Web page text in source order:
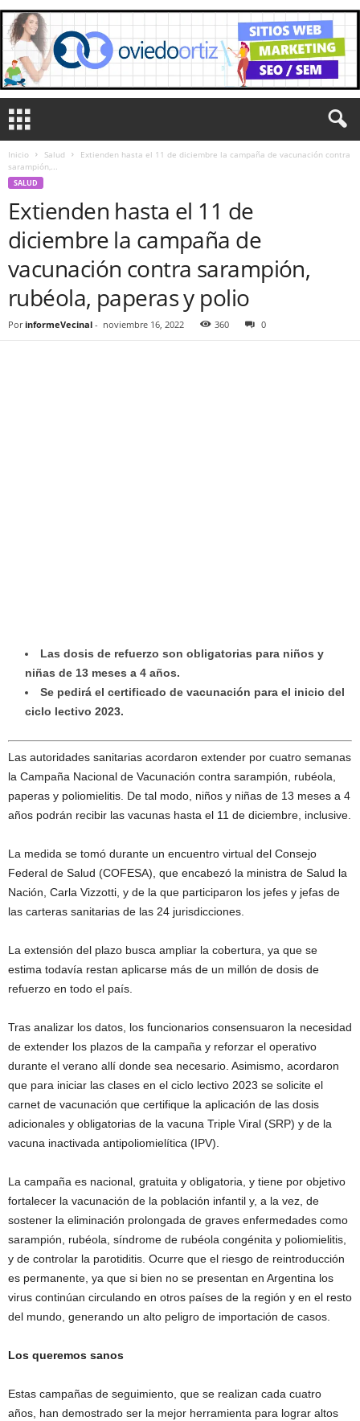
Inicio Salud
Extienden hasta el 11 de diciembre la campaña de vacunación contra
sarampión,...
SALUD
Extienden hasta el 11 de
diciembre la campaña de
vacunación contra sarampión,
rubéola, paperas y polio
Por informeVecinal - noviembre 16, 2022 360 0
Las dosis de refuerzo son obligatorias para niños y
niñas de 13 meses a 4 años.
Se pedirá el certificado de vacunación para el inicio del
ciclo lectivo 2023.
Las autoridades sanitarias acordaron extender por cuatro semanas
la Campaña Nacional de Vacunación contra sarampión, rubéola,
paperas y poliomielitis. De tal modo, niños y niñas de 13 meses a 4
años podrán recibir las vacunas hasta el 11 de diciembre, inclusive.
La medida se tomó durante un encuentro virtual del Consejo
Federal de Salud (COFESA), que encabezó la ministra de Salud la
Nación, Carla Vizzotti, y de la que participaron los jefes y jefas de
las carteras sanitarias de las 24 jurisdicciones.
La extensión del plazo busca ampliar la cobertura, ya que se
estima todavía restan aplicarse más de un millón de dosis de
refuerzo en todo el país.
Tras analizar los datos, los funcionarios consensuaron la necesidad
de extender los plazos de la campaña y reforzar el operativo
durante el verano allí donde sea necesario. Asimismo, acordaron
que para iniciar las clases en el ciclo lectivo 2023 se solicite el
carnet de vacunación que certifique la aplicación de las dosis
adicionales y obligatorias de la vacuna Triple Viral (SRP) y de la
vacuna inactivada antipoliomielítica (IPV).
La campaña es nacional, gratuita y obligatoria, y tiene por objetivo
fortalecer la vacunación de la población infantil y, a la vez, de
sostener la eliminación prolongada de graves enfermedades como
sarampión, rubéola, síndrome de rubéola congénita y poliomielitis,
y de controlar la parotiditis. Ocurre que el riesgo de reintroducción
es permanente, ya que si bien no se presentan en Argentina los
virus continúan circulando en otros países de la región y en el resto
del mundo, generando un alto peligro de importación de casos.
Los queremos sanos
Estas campañas de seguimiento, que se realizan cada cuatro
años, han demostrado ser la mejor herramienta para lograr altos